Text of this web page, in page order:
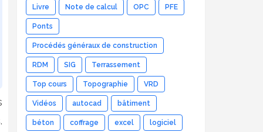
Livre Note de calcul OPC PFE
Ponts
Procédés généraux de construction
RDM SIG Terrassement
Top cours Topographie VRD
Vidéos autocad bâtiment
béton coffrage excel logiciel